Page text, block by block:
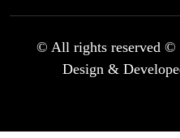
© All rights reserved ©
Design &